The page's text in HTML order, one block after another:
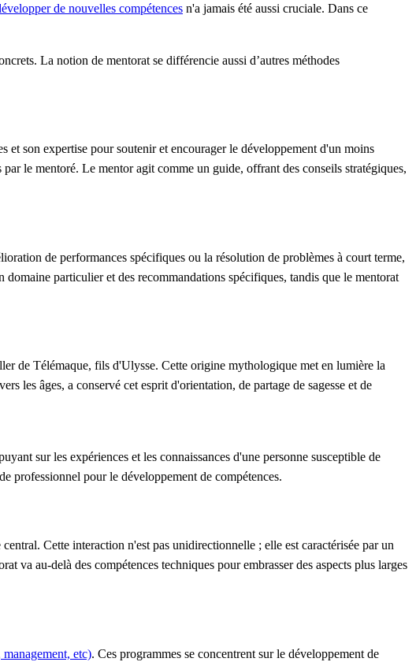
de nouvelles compétences n'a jamais été aussi cruciale. Dans ce
La notion de mentorat se différencie aussi d’autres méthodes
et son expertise pour soutenir et encourager le développement d'un moins
le mentoré. Le mentor agit comme un guide, offrant des conseils stratégiques,
de performances spécifiques ou la résolution de problèmes à court terme,
particulier et des recommandations spécifiques, tandis que le mentorat
de Télémaque, fils d'Ulysse. Cette origine mythologique met en lumière la
les âges, a conservé cet esprit d'orientation, de partage de sagesse et de
sur les expériences et les connaissances d'une personne susceptible de
professionnel pour le développement de compétences.
Cette interaction n'est pas unidirectionnelle ; elle est caractérisée par un
va au-delà des compétences techniques pour embrasser des aspects plus larges
etc). Ces programmes se concentrent sur le développement de